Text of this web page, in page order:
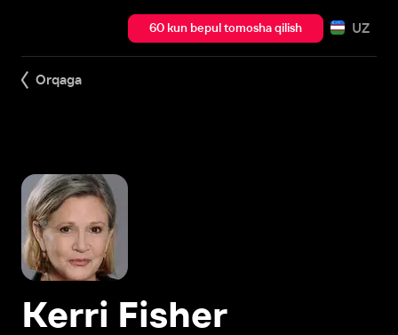
60 kun bepul tomosha qilish UZ
Orqaga
Kerri Fisher